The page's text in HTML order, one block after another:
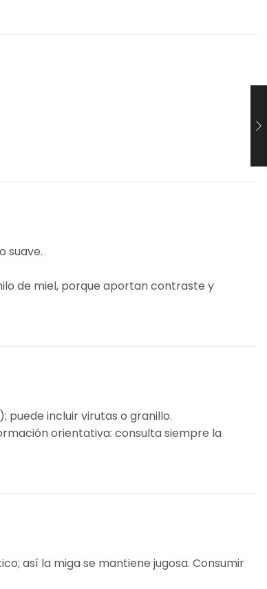
suave.
de miel, porque aportan contraste y
puede incluir virutas o granillo.
orientativa: consulta siempre la
así la miga se mantiene jugosa. Consumir